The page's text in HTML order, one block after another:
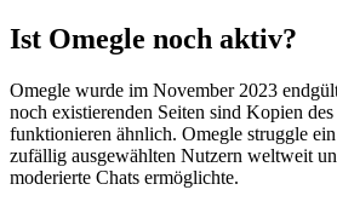
Ist Omegle noch aktiv?
Omegle wurde im November 2023
noch existierenden Seiten sind Kopien
funktionieren ähnlich. Omegle struggle
zufällig ausgewählten Nutzern weltweit
moderierte Chats ermöglichte.